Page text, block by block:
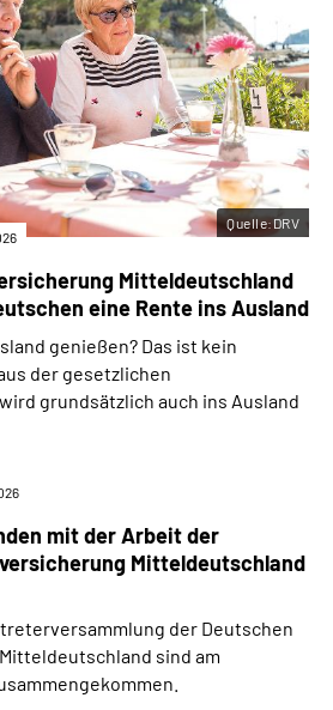
Mitteldeutschland
eine Rente ins Ausland
genießen? Das ist kein
der gesetzlichen
grundsätzlich auch ins Ausland
Quelle:DRV
mit der Arbeit der
Mitteldeutschland
der Deutschen
sind am